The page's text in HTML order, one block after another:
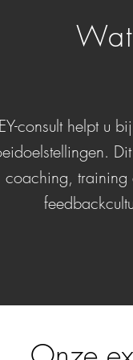
consult helpt u
coaching, training